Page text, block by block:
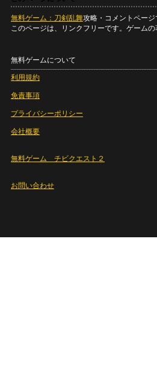
無料ゲーム：刀剣乱舞攻略・コメントページ
このページは、リンクフリーです。ゲームの
無料ゲームについて
利用規約
免責事項
プライバシーポリシー
会社概要
無料ゲーム チビクエスト２
お問い合わせ